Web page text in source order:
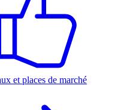
et places de marché